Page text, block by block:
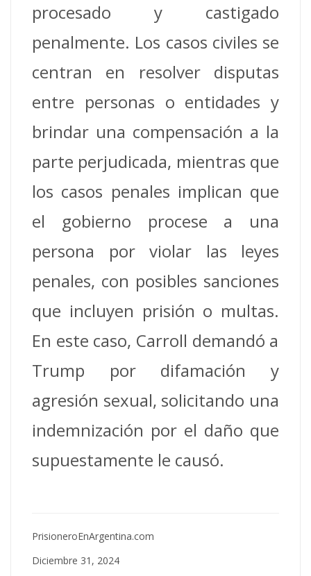
procesado y castigado
penalmente. Los casos civiles se
centran en resolver disputas
entre personas o entidades y
brindar una compensación a la
parte perjudicada, mientras que
los casos penales implican que
el gobierno procese a una
persona por violar las leyes
penales, con posibles sanciones
que incluyen prisión o multas.
En este caso, Carroll demandó a
Trump por difamación y
agresión sexual, solicitando una
indemnización por el daño que
supuestamente le causó.
PrisioneroEnArgentina.com
Diciembre 31, 2024